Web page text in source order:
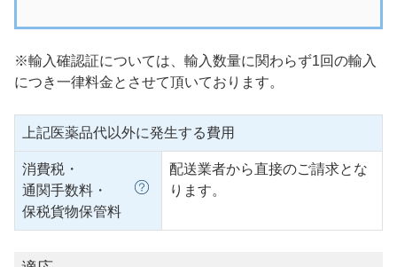
※輸入確認証については、輸入数量に関わらず1回の輸入
につき一律料金とさせて頂いております。
上記医薬品代以外に発生する費用
消費税・
通関手数料・
保税貨物保管料
配送業者から直接のご請求とな
ります。